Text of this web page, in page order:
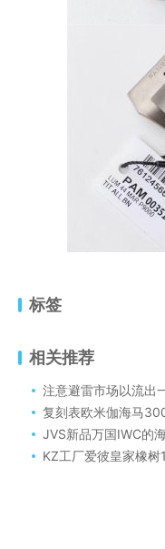
标签
相关推荐
注意避雷市场以流出一批
复刻表欧米伽海马
JVS新品万国IWC的
KZ工厂爱彼皇家橡树